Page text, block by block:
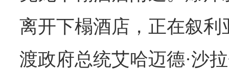
离开下榻酒店，正在叙
渡政府总统艾哈迈德·沙